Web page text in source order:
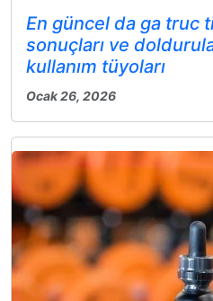
En güncel da ga truc
sonuçları ve
kullanım tüyoları
Ocak 26, 2026